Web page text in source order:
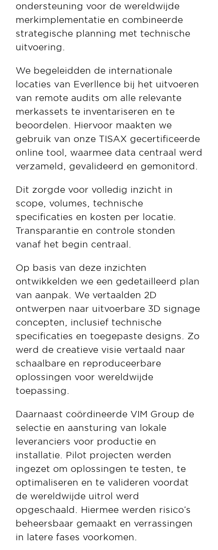
ondersteuning voor de wereldwijde
merkimplementatie en combineerde
strategische planning met technische
uitvoering.
We begeleidden de internationale
locaties van Everllence bij het uitvoeren
van remote audits om alle relevante
merkassets te inventariseren en te
beoordelen. Hiervoor maakten we
gebruik van onze TISAX gecertificeerde
online tool, waarmee data centraal werd
verzameld, gevalideerd en gemonitord.
Dit zorgde voor volledig inzicht in
scope, volumes, technische
specificaties en kosten per locatie.
Transparantie en controle stonden
vanaf het begin centraal.
Op basis van deze inzichten
ontwikkelden we een gedetailleerd plan
van aanpak. We vertaalden 2D
ontwerpen naar uitvoerbare 3D signage
concepten, inclusief technische
specificaties en toegepaste designs. Zo
werd de creatieve visie vertaald naar
schaalbare en reproduceerbare
oplossingen voor wereldwijde
toepassing.
Daarnaast coördineerde VIM Group de
selectie en aansturing van lokale
leveranciers voor productie en
installatie. Pilot projecten werden
ingezet om oplossingen te testen, te
optimaliseren en te valideren voordat
de wereldwijde uitrol werd
opgeschaald. Hiermee werden risico’s
beheersbaar gemaakt en verrassingen
in latere fases voorkomen.